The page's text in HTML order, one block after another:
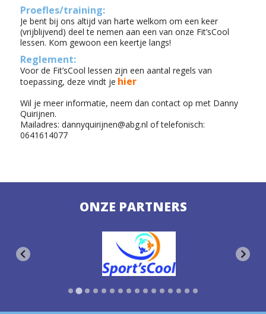
Proefles/training:
Je bent bij ons altijd van harte welkom om een keer
(vrijblijvend) deel te nemen aan een van onze Fit’sCool
lessen. Kom gewoon een keertje langs!
Reglement:
Voor de Fit’sCool lessen zijn een aantal regels van
toepassing, deze vindt je hier
Wil je meer informatie, neem dan contact op met Danny
Quirijnen.
Mailadres: dannyquirijnen@abg.nl of telefonisch:
0641614077
ONZE PARTNERS